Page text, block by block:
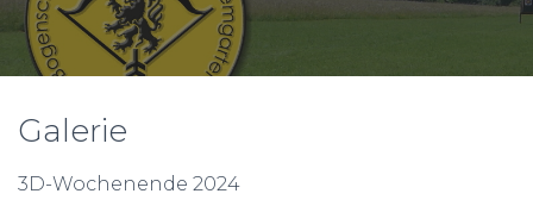
Galerie
3D-Wochenende 2024